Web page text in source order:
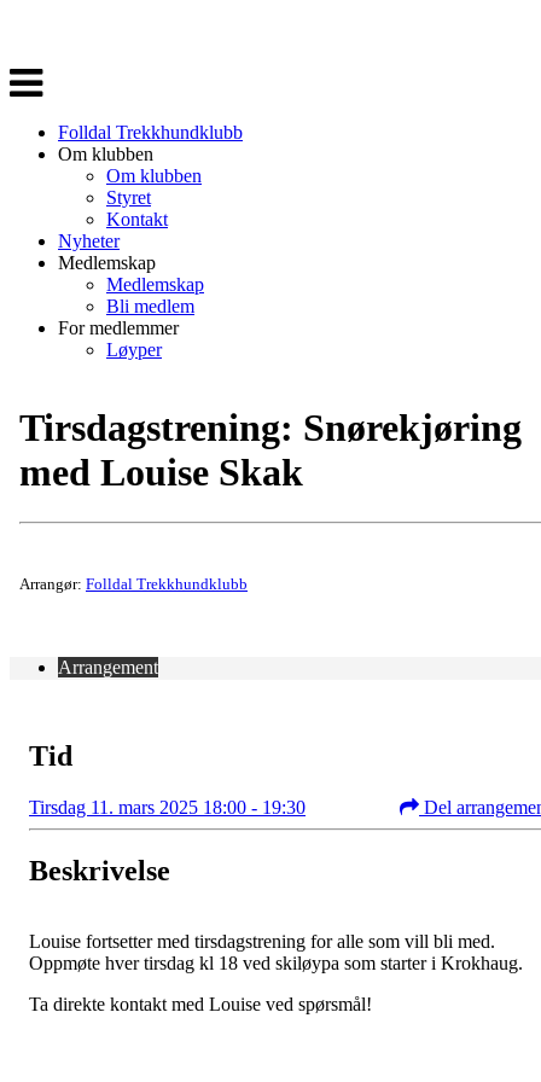
Veksle
navigasjon
Folldal Trekkhundklubb
Om klubben
Om klubben
Styret
Kontakt
Nyheter
Medlemskap
Medlemskap
Bli medlem
For medlemmer
Løyper
Tirsdagstrening: Snørekjøring
med Louise Skak
Arrangør: Folldal Trekkhundklubb
Arrangement
Tid
Tirsdag 11. mars 2025 18:00 - 19:30 Del
Beskrivelse
Louise fortsetter med tirsdagstrening for alle som vill bli med.
Oppmøte hver tirsdag kl 18 ved skiløypa som starter i Krokhaug.
Ta direkte kontakt med Louise ved spørsmål!